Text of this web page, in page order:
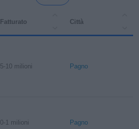
Fatturato Città
5-10 milioni Pagno
0-1 milioni Pagno